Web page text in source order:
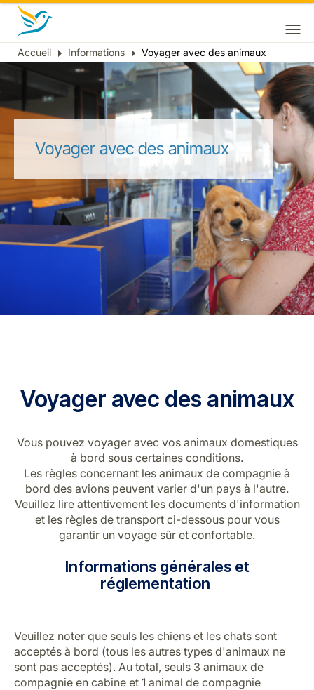
Fil
d'Ariane
Accueil Informations Voyager avec des animaux
Voyager avec des animaux
Voyager avec des animaux
Vous pouvez voyager avec vos animaux domestiques
à bord sous certaines conditions.
Les règles concernant les animaux de compagnie à
bord des avions peuvent varier d'un pays à l'autre.
Veuillez lire attentivement les documents d'information
et les règles de transport ci-dessous pour vous
garantir un voyage sûr et confortable.
Informations générales et
réglementation
Veuillez noter que seuls les chiens et les chats sont
acceptés à bord (tous les autres types d'animaux ne
sont pas acceptés). Au total, seuls 3 animaux de
compagnie en cabine et 1 animal de compagnie